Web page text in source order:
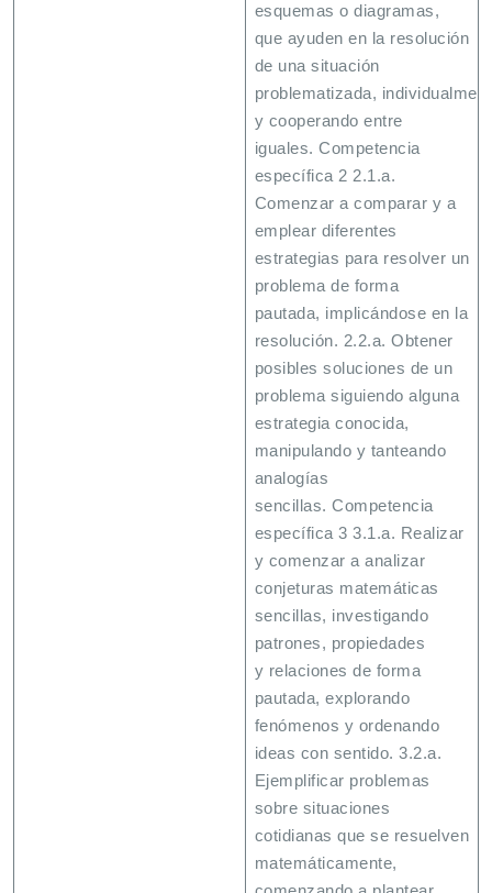
esquemas o diagramas,
que ayuden en la resolución
de una situación
problematizada,
y cooperando entre
iguales. Competencia
específica 2 2.1.a.
Comenzar a comparar y a
emplear diferentes
estrategias para resolver un
problema de forma
pautada, implicándose en la
resolución. 2.2.a. Obtener
posibles soluciones de un
problema siguiendo alguna
estrategia conocida,
manipulando y tanteando
analogías
sencillas. Competencia
específica 3 3.1.a. Realizar
y comenzar a analizar
conjeturas matemáticas
sencillas, investigando
patrones, propiedades
y relaciones de forma
pautada, explorando
fenómenos y ordenando
ideas con sentido. 3.2.a.
Ejemplificar problemas
sobre situaciones
cotidianas que se resuelven
matemáticamente,